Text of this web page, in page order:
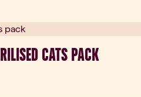
CATS PACK